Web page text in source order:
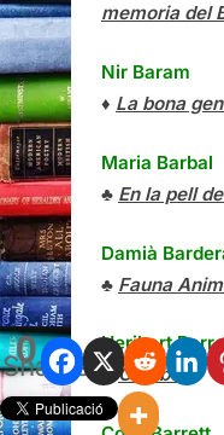
0
Shares
memoria del
Nir Baram
♦ La bona
Maria Barbal
♣ En la pell
Damià
♣ Fauna
Heribert
♣Cambó.